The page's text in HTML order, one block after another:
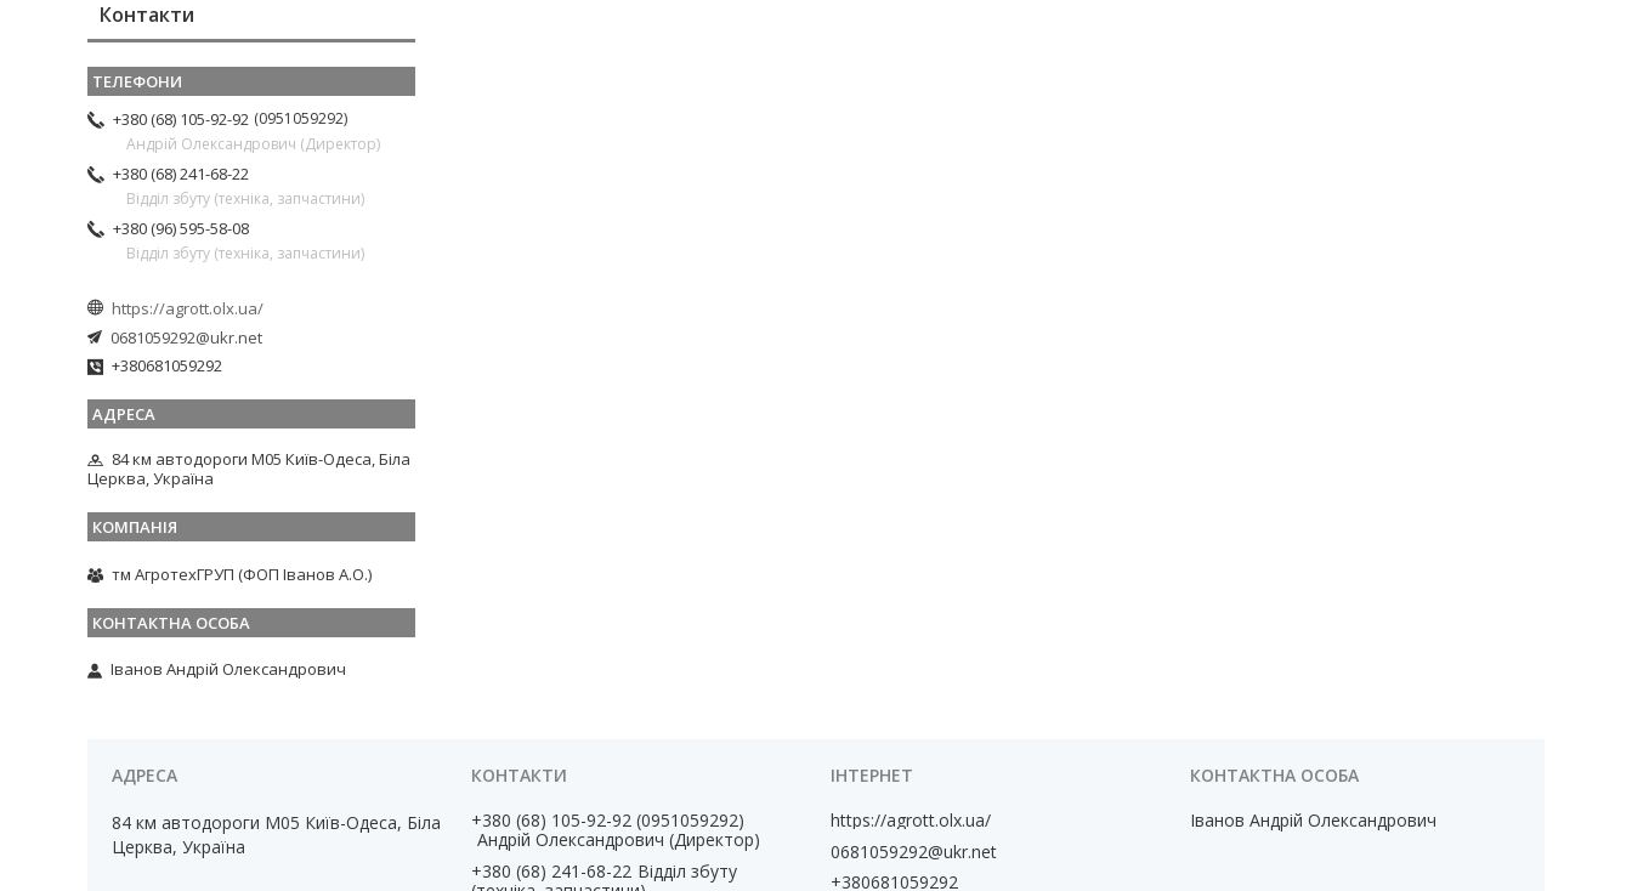
Контакти
+380 (68) 105-92-92 0951059292
Андрій Олександрович (Директор)
+380 (68) 241-68-22
Відділ збуту (техніка, запчастини)
+380 (96) 595-58-08
Відділ збуту (техніка, запчастини)
https://agrott.olx.ua/
0681059292@ukr.net
+380681059292
84 км автодороги М05 Київ-Одеса, Біла
Церква, Україна
тм АгротехГРУП (ФОП Іванов А.О.)
Іванов Андрій Олександрович
84 км автодороги М05 Київ-Одеса, Біла
Церква, Україна
+380 (68) 105-92-92 0951059292
Андрій Олександрович (Директор)
+380 (68) 241-68-22 Відділ збуту
https://agrott.olx.ua/
0681059292@ukr.net
+380681059292
Іванов Андрій Олександрович